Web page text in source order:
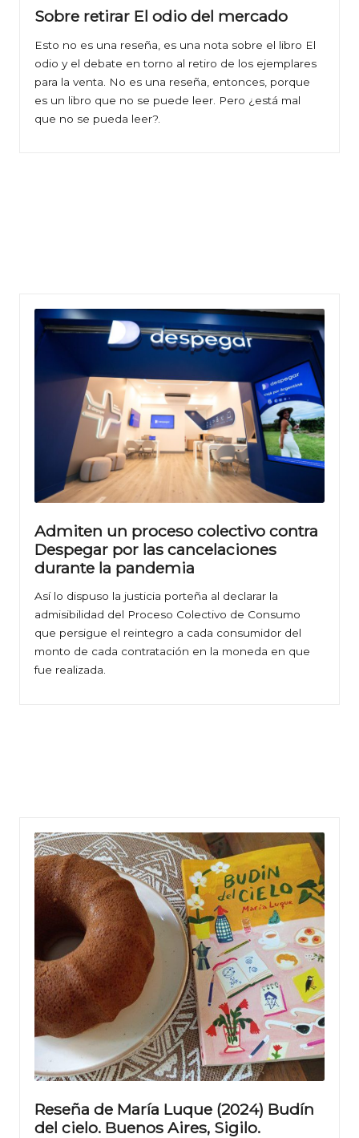
Sobre retirar El odio del mercado
Esto no es una reseña, es una nota sobre el libro El
odio y el debate en torno al retiro de los ejemplares
para la venta. No es una reseña, entonces, porque
es un libro que no se puede leer. Pero ¿está mal
que no se pueda leer?.
Admiten un proceso colectivo contra
Despegar por las cancelaciones
durante la pandemia
Así lo dispuso la justicia porteña al declarar la
admisibilidad del Proceso Colectivo de Consumo
que persigue el reintegro a cada consumidor del
monto de cada contratación en la moneda en que
fue realizada.
Reseña de María Luque (2024) Budín
del cielo. Buenos Aires, Sigilo.